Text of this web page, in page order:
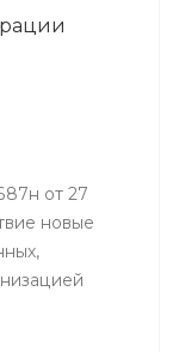
от 27
новые
с